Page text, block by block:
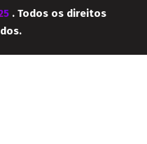
. Todos os direitos